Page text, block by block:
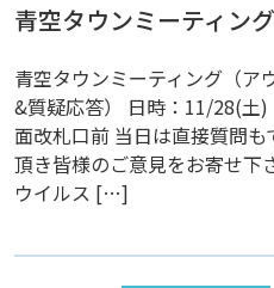
青空タウンミーティン
青空タウンミーティング（ア
&質疑応答） 日時：11/28(
面改札口前 当日は直接質問
頂き皆様のご意見をお寄せ
ウイルス […]